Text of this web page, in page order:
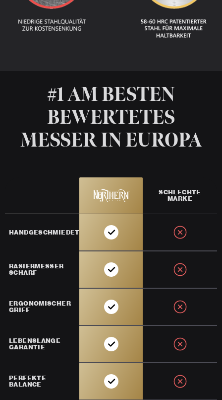
#1 AM BESTEN
BEWERTETES
MESSER IN EUROPA
SCHLECHTE
MARKE
HANDGESCHMIEDET
RASIERMESSER
SCHARF
ERGONOMISCHER
GRIFF
LEBENSLANGE
GARANTIE
PERFEKTE
BALANCE